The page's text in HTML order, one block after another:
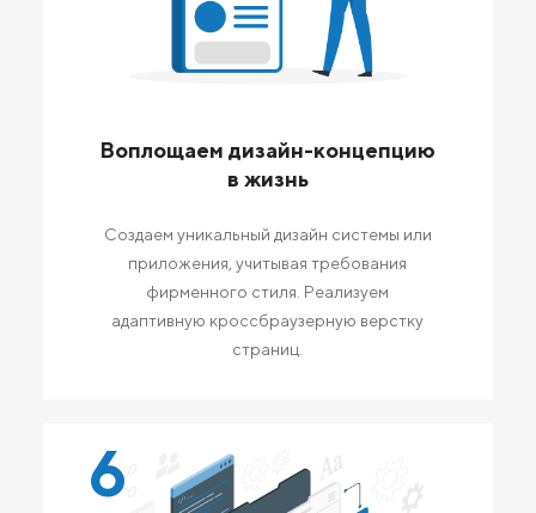
Воплощаем дизайн-концепцию
в жизнь
Создаем уникальный дизайн системы или
приложения, учитывая требования
фирменного стиля. Реализуем
адаптивную кроссбраузерную верстку
страниц.
6